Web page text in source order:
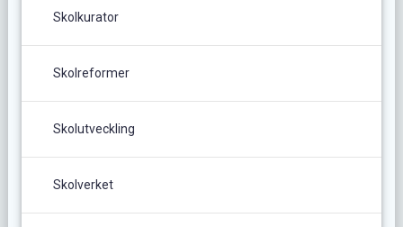
Skolkurator
Skolreformer
Skolutveckling
Skolverket